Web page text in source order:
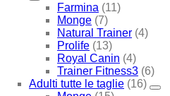
Farmina (11)
Monge (7)
Natural Trainer (4)
Prolife (13)
Royal Canin (4)
Trainer Fitness3 (6)
Adulti tutte le taglie (16)